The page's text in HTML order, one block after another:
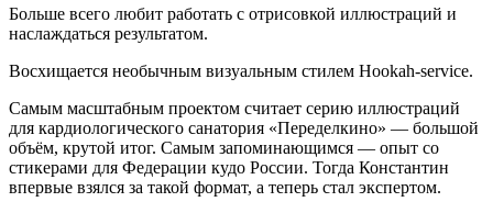
Больше всего любит работать с отрисовкой иллюстраций и
наслаждаться результатом.
Восхищается необычным визуальным стилем Hookah-service.
Самым масштабным проектом считает серию иллюстраций
для кардиологического санатория «Переделкино» — большой
объём, крутой итог. Самым запоминающимся — опыт со
стикерами для Федерации кудо России. Тогда Константин
впервые взялся за такой формат, а теперь стал экспертом.